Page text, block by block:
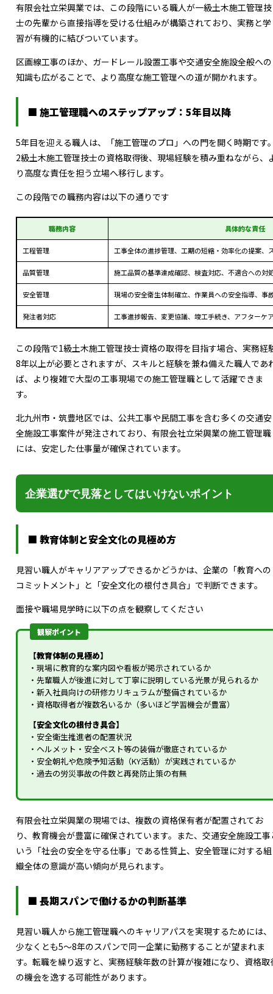
有限会社立栄興業では、この段階にいる職人が一級土木施工管理技
士の先輩から直接指導を受ける仕組みが構築されており、実務と学
習が有機的に結びついています。
区画線工事のほか、ガードレール設置工事や交通安全施設全般への
知識も広がることで、より高度な施工管理への道が開かれます。
■ 施工管理職へのステップアップ：5年目以降
5年目を迎える職人は、「施工管理のプロ」への門を開く時期です
2級土木施工管理技士の資格取得後、現場経験を積み重ねながら、
り高度な責任を担う立場へ移行します。
この段階での職務内容は以下の通りです
職務内容 具体的な責任
工程管理 工事全体の進捗管理、工期の短縮・効率化の提案、
品質管理 施工品質の基準達成確認、検査対応、不適合への対
安全管理 現場の安全衛生体制確立、作業員への安全指導、事
発注者対応 工事進捗報告、変更協議、竣工手続き、アフターケ
この段階で1級土木施工管理技士資格の取得を目指す場合、実務経
8年以上が必要とされますが、スキルと経験を兼ね備えた職人であ
ば、より複雑で大型の工事現場での施工管理職として活躍できま
す。
北九州市・筑豊地区では、公共工事や民間工事を含む多くの交通安
全施設工事案件が発注されており、有限会社立栄興業の施工管理職
には、安定した仕事量が確保されています。
企業選びで見落としてはいけないポイント
■ 教育体制と安全文化の見極め方
見習い職人がキャリアアップできるかどうかは、企業の「教育への
コミットメント」と「安全文化の根付き具合」で判断できます。
面接や職場見学時に以下の点を観察してください
観察ポイント
【教育体制の見極め】
・現場に教育的な案内図や看板が掲示されているか
・先輩職人が後進に対して丁寧に説明している光景が見られるか
・新入社員向けの研修カリキュラムが整備されているか
・資格取得者が複数名いるか（多いほど学習機会が豊富）
【安全文化の根付き具合】
・安全衛生推進者の配置状況
・ヘルメット・安全ベスト等の装備が徹底されているか
・安全朝礼や危険予知活動（KY活動）が実践されているか
・過去の労災事故の件数と再発防止策の有無
有限会社立栄興業の現場では、複数の資格保有者が配置されてお
り、教育機会が豊富に確保されています。また、交通安全施設工事
いう「社会の安全を守る仕事」である性質上、安全管理に対する組
織全体の意識が高い傾向が見られます。
■ 長期スパンで働けるかの判断基準
見習い職人から施工管理職へのキャリアパスを実現するためには、
少なくとも5～8年のスパンで同一企業に勤務することが望まれま
す。転職を繰り返すと、実務経験年数の計算が複雑になり、資格取
の機会を逸する可能性があります。